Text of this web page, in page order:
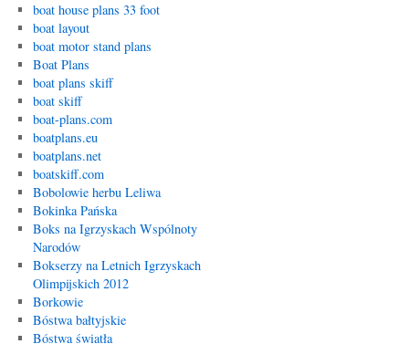
boat house plans 33 foot
boat layout
boat motor stand plans
Boat Plans
boat plans skiff
boat skiff
boat-plans.com
boatplans.eu
boatplans.net
boatskiff.com
Bobolowie herbu Leliwa
Bokinka Pańska
Boks na Igrzyskach Wspólnoty
Narodów
Bokserzy na Letnich Igrzyskach
Olimpijskich 2012
Borkowie
Bóstwa bałtyjskie
Bóstwa światła